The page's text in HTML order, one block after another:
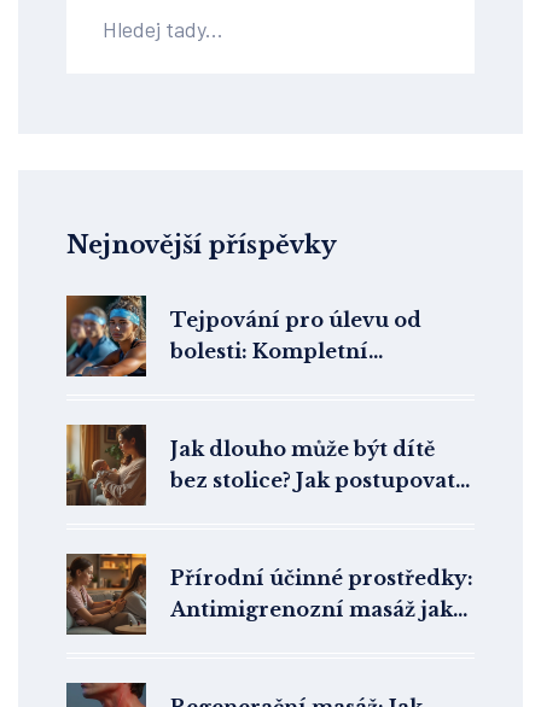
Nejnovější příspěvky
Tejpování pro úlevu od
bolesti: Kompletní
Jak dlouho může být dítě
bez stolice? Jak postupovat
Přírodní účinné prostředky:
Antimigrenozní masáž jako